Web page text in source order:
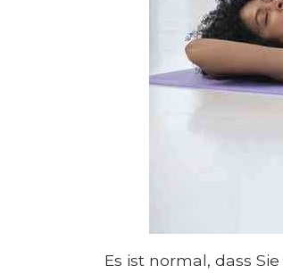
Es ist normal, dass